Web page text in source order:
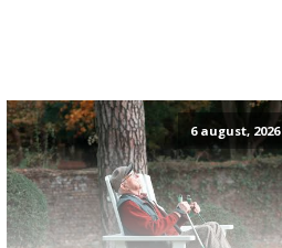
6 august, 2026